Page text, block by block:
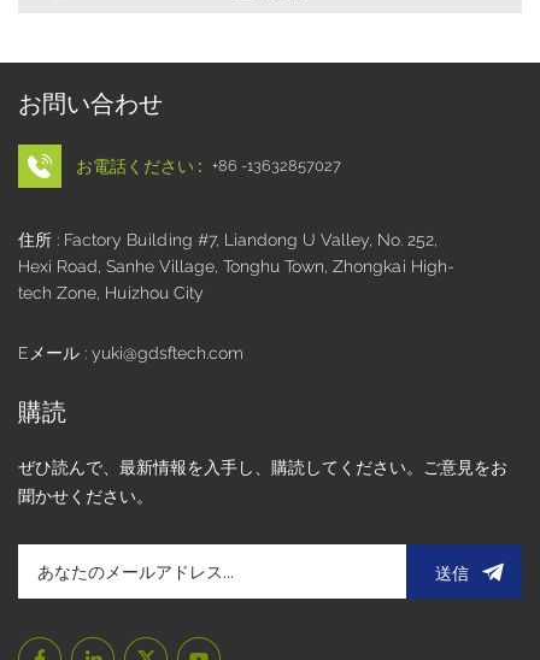
お問い合わせ
お電話ください : +86 -13632857027
住所 : Factory Building #7, Liandong U Valley, No. 252,
Hexi Road, Sanhe Village, Tonghu Town, Zhongkai High-
tech Zone, Huizhou City
Eメール : yuki@gdsftech.com
購読
ぜひ読んで、最新情報を入手し、購読してください。ご意見をお
聞かせください。
送信